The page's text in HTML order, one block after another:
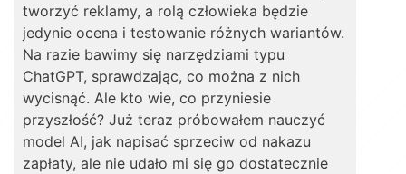
tworzyć reklamy, a rolą człowieka będzie
jedynie ocena i testowanie różnych wariantów.
Na razie bawimy się narzędziami typu
ChatGPT, sprawdzając, co można z nich
wycisnąć. Ale kto wie, co przyniesie
przyszłość? Już teraz próbowałem nauczyć
model AI, jak napisać sprzeciw od nakazu
zapłaty, ale nie udało mi się go dostatecznie